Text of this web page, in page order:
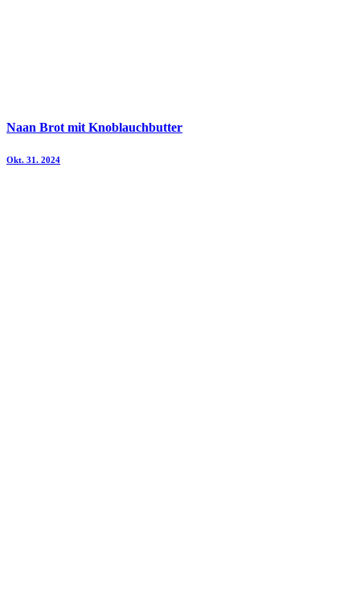
Naan Brot mit Knoblauchbutter
Okt. 31. 2024